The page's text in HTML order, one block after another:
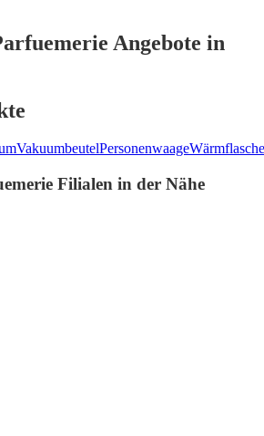
Angebote in
VakuumbeutelPersonenwaageWärmflasche
Filialen in der Nähe